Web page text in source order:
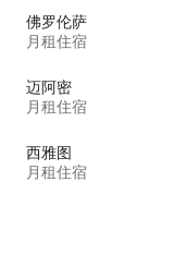
佛罗伦萨
月租住宿
迈阿密
月租住宿
西雅图
月租住宿